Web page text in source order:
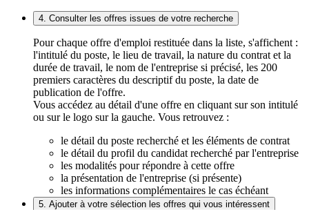
4. Consulter les offres issues de votre recherche
Pour chaque offre d'emploi restituée dans la liste, s'affichent :
l'intitulé du poste, le lieu de travail, la nature du contrat et la
durée de travail, le nom de l'entreprise si précisé, les 200
premiers caractères du descriptif du poste, la date de
publication de l'offre.
Vous accédez au détail d'une offre en cliquant sur son intitulé
ou sur le logo sur la gauche. Vous retrouvez :
le détail du poste recherché et les éléments de contrat
le détail du profil du candidat recherché par l'entreprise
les modalités pour répondre à cette offre
la présentation de l'entreprise (si présente)
les informations complémentaires le cas échéant
5. Ajouter à votre sélection les offres qui vous intéressent